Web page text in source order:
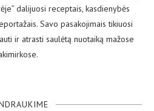
dalijuosi receptais, kasdienybės
Savo pasakojimais tikiuosi
ir atrasti saulėtą nuotaiką mažose